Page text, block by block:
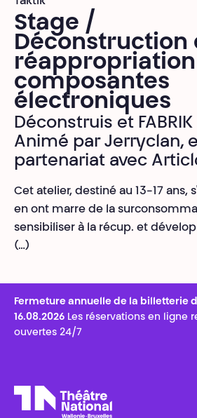
Stage /
Déconstruction
composantes
électroniques
Déconstruis et FABRIK
Animé par Jerryclan,
partenariat avec
Cet atelier, destiné au 13-17 ans,
en ont marre de la
sensibiliser à la récup. et
(…)
Fermeture annuelle de la billetterie
16.08.2026 Les réservations en ligne
ouvertes 24/7